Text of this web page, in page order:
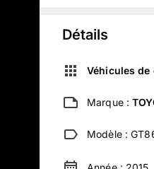
Détails
Véhicules
Marque :
Modèle :